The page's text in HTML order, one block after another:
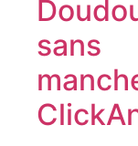
du
produit
sans